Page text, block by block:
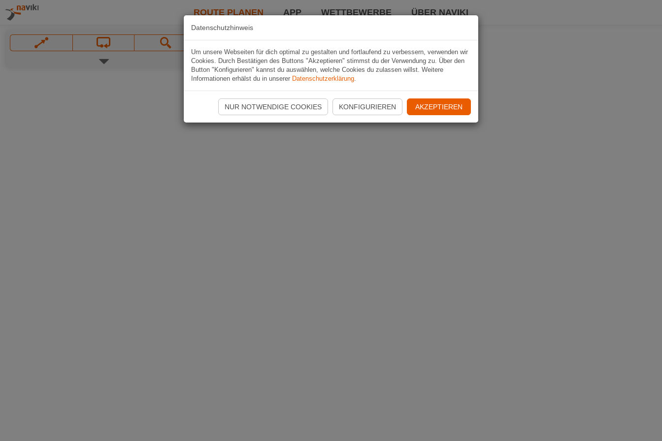
ROUTE PLANEN APP WETTBEWERBE ÜBER NAVIKI
Datenschutzhinweis
Um unsere Webseiten für dich optimal zu gestalten und fortlaufend zu verbessern, verwenden wir
Cookies. Durch Bestätigen des Buttons "Akzeptieren" stimmst du der Verwendung zu. Über den
Button "Konfigurieren" kannst du auswählen, welche Cookies du zulassen willst. Weitere
Informationen erhälst du in unserer Datenschutzerklärung.
NUR NOTWENDIGE COOKIES KONFIGURIEREN AKZEPTIEREN